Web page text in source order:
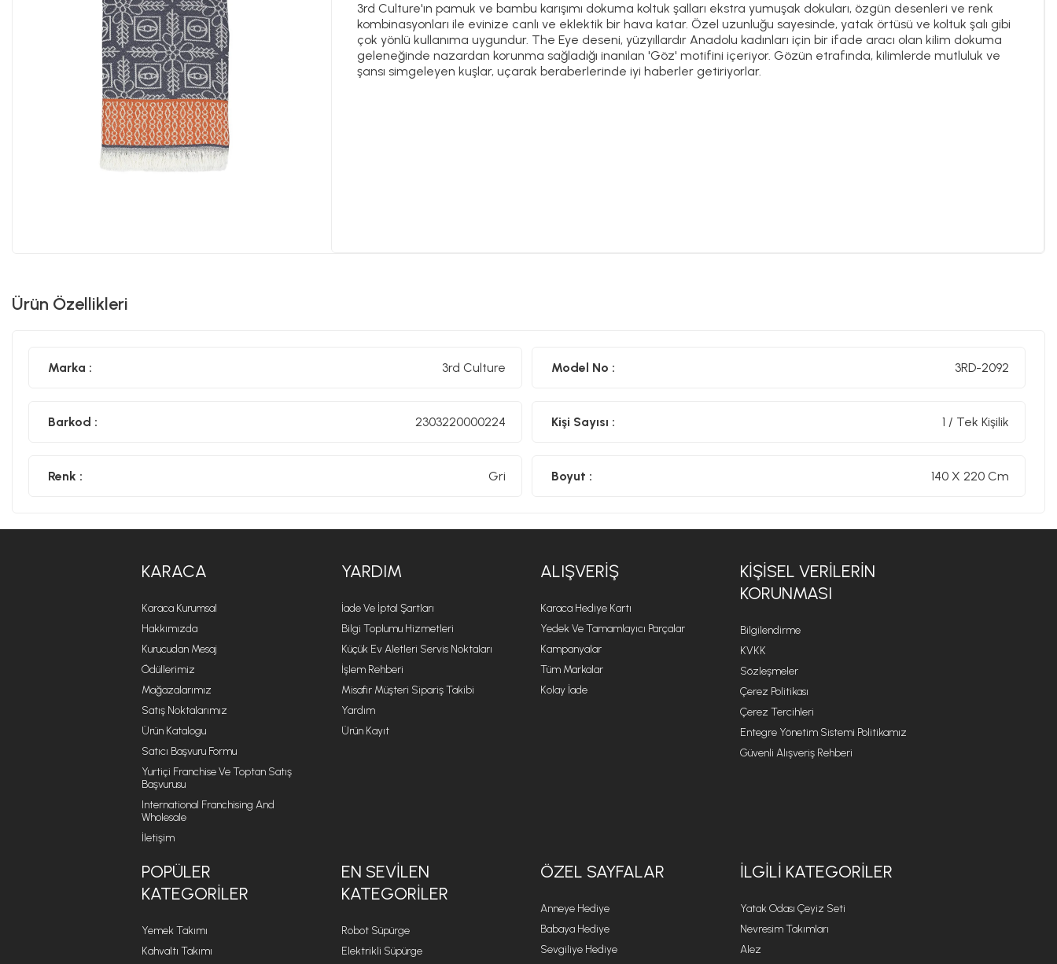
3rd Culture'ın pamuk ve bambu karışımı dokuma koltuk şalları ekstra yumuşak dokuları, özgün desenleri ve renk
kombinasyonları ile evinize canlı ve eklektik bir hava katar. Özel uzunluğu sayesinde, yatak örtüsü ve koltuk şalı gibi
çok yönlü kullanıma uygundur. The Eye deseni, yüzyıllardır Anadolu kadınları için bir ifade aracı olan kilim dokuma
geleneğinde nazardan korunma sağladığı inanılan 'Göz' motifini içeriyor. Gözün etrafında, kilimlerde mutluluk ve
şansı simgeleyen kuşlar, uçarak beraberlerinde iyi haberler getiriyorlar.
Ürün Özellikleri
Marka : 3rd Culture Model No : 3RD-2092
Barkod : 2303220000224 Kişi Sayısı : 1 / Tek Kişilik
Renk : Gri Boyut : 140 X 220 Cm
KARACA
Karaca Kurumsal
Hakkımızda
Kurucudan Mesaj
Ödüllerimiz
Mağazalarımız
Satış Noktalarımız
Ürün Katalogu
Satıcı Başvuru Formu
Yurtiçi Franchise Ve Toptan Satış
Başvurusu
International Franchising And
Wholesale
İletişim
YARDIM
İade Ve İptal Şartları
Bilgi Toplumu Hizmetleri
Küçük Ev Aletleri Servis Noktaları
İşlem Rehberi
Misafir Müşteri Sipariş Takibi
Yardım
Ürün Kayıt
ALIŞVERIŞ
Karaca Hediye Kartı
Yedek Ve Tamamlayıcı Parçalar
Kampanyalar
Tüm Markalar
Kolay İade
KIŞISEL VERILERIN
KORUNMASI
Bilgilendirme
KVKK
Sözleşmeler
Çerez Politikası
Çerez Tercihleri
Entegre Yönetim Sistemi Politikamız
Güvenli Alışveriş Rehberi
POPÜLER
KATEGORILER
Yemek Takımı
Kahvaltı Takımı
EN SEVILEN
KATEGORILER
Robot Süpürge
Elektrikli Süpürge
ÖZEL SAYFALAR
Anneye Hediye
Babaya Hediye
Sevgiliye Hediye
İLGILI KATEGORILER
Yatak Odası Çeyiz Seti
Nevresim Takımları
Alez